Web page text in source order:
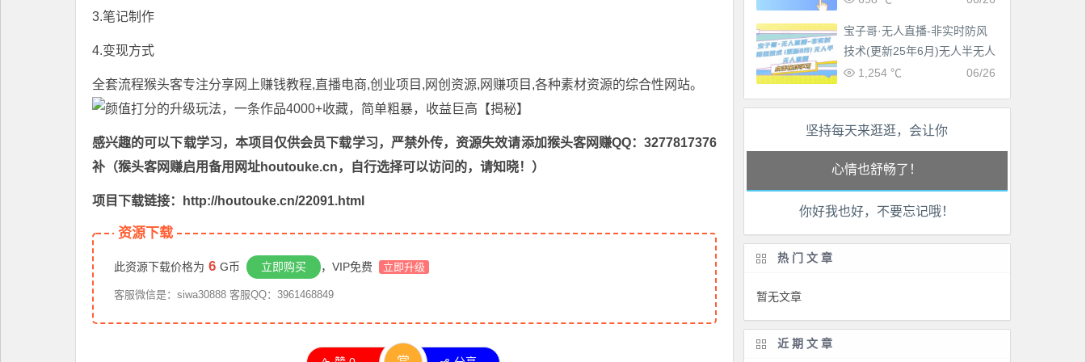
3.笔记制作
4.变现方式
全套流程猴头客专注分享网上赚钱教程,直播电商,创业项目,网创资源, 网赚项目 ,各种素材资源的综合性网站。
感兴趣的可以下载学习，本项目仅供会员下载学习，严禁外传，资源失效请添加猴头客网赚QQ：3277817376
补（猴头客网赚启用备用网址houtouke.cn，自行选择可以访问的，请知晓！）
项目下载链接：http://houtouke.cn/22091.html
资源下载
此资源下载价格为 6 G币 立即购买 ，VIP免费 立即升级
客服微信是：siwa30888 客服QQ：3961468849
宝子哥·无人直播-非实时防风
技术(更新25年6月)无人半无人
直播
06/26
1,254 ℃
坚持每天来逛逛，会让你
生活也美好了！
心情也舒畅了！
走路也有劲了！
工作也轻松了！
你好我也好，不要忘记哦！
热门文章
暂无文章
近期文章